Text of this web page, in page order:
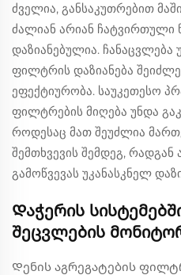
ძველია, განსაკუთრებით
ძალიან არიან ჩატვირთული
დაზიანებულია. ჩანაცვლება
ფილტრის დაზიანება
ეფექტიურობა. საუკეთესო
ფილტრების მიღება უნდა
როდესაც მათ შეუძლია
შემთხვევის შემდეგ,
გამოწვევას უკანასკნელ
Დაჭერის
შეცვლების
Დენის აგრეგატების